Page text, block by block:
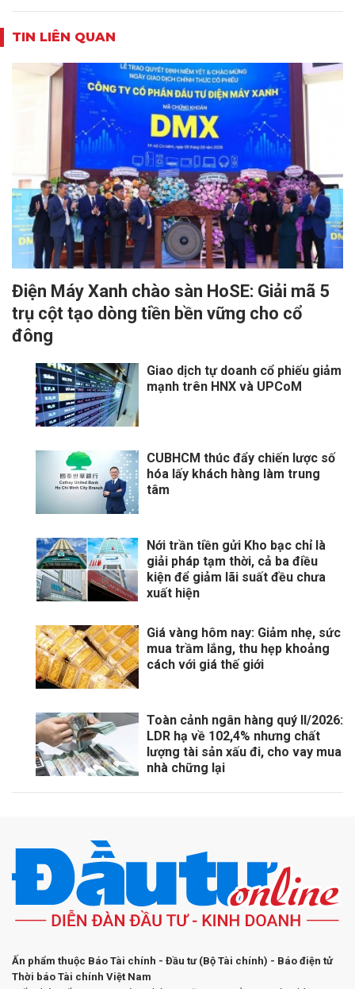
TIN LIÊN QUAN
Điện Máy Xanh chào sàn HoSE: Giải mã 5
trụ cột tạo dòng tiền bền vững cho cổ
đông
Giao dịch tự doanh cổ phiếu giảm
mạnh trên HNX và UPCoM
CUBHCM thúc đẩy chiến lược số
hóa lấy khách hàng làm trung
tâm
Nới trần tiền gửi Kho bạc chỉ là
giải pháp tạm thời, cả ba điều
kiện để giảm lãi suất đều chưa
xuất hiện
Giá vàng hôm nay: Giảm nhẹ, sức
mua trầm lắng, thu hẹp khoảng
cách với giá thế giới
Toàn cảnh ngân hàng quý II/2026:
LDR hạ về 102,4% nhưng chất
lượng tài sản xấu đi, cho vay mua
nhà chững lại
Ấn phẩm thuộc Báo Tài chính - Đầu tư (Bộ Tài chính) - Báo điện tử
Thời báo Tài chính Việt Nam